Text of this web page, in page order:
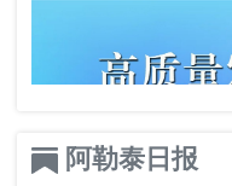
阿勒泰日报